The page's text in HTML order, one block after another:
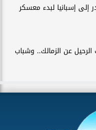
إلى إسبانيا لبدء معسكر
الرحيل عن الزمالك.. وشباب